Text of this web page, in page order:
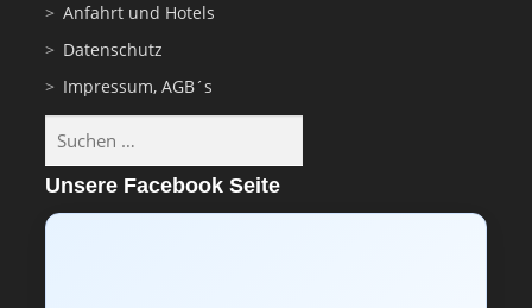
Anfahrt und Hotels
Datenschutz
Impressum, AGB´s
nach:
Unsere Facebook Seite